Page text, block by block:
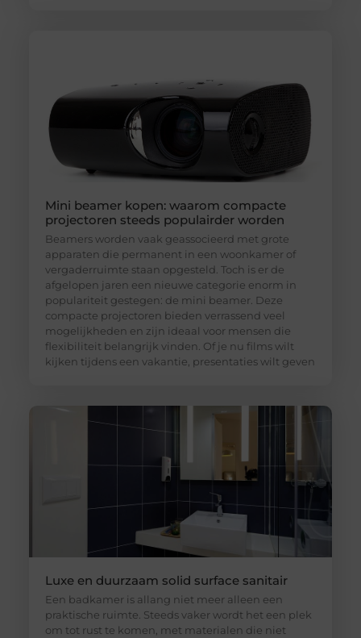
Mini beamer kopen: waarom compacte
projectoren steeds populairder worden
Beamers worden vaak geassocieerd met grote
apparaten die permanent in een woonkamer of
vergaderruimte staan opgesteld. Toch is er de
afgelopen jaren een nieuwe categorie enorm in
populariteit gestegen: de mini beamer. Deze
compacte projectoren bieden verrassend veel
mogelijkheden en zijn ideaal voor mensen die
flexibiliteit belangrijk vinden. Of je nu films wilt
kijken tijdens een vakantie, presentaties wilt geven
Luxe en duurzaam solid surface sanitair
Een badkamer is allang niet meer alleen een
praktische ruimte. Steeds vaker wordt het een plek
om tot rust te komen, met materialen die niet